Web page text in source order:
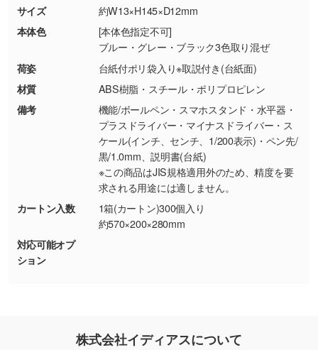
現物支給による色指定も承っております。→
しく見る
・背景がある画像からキャラクター部分だけを
シンプルな背景のデータや、使いたいキャラク
ター部分の輪郭がはっきりしているデータは切
り抜き処理が可能です。→
詳しく見る
・持っているデータの背景が足りない／塗り足
しの作り方が分からない
印刷したいデータが印刷範囲よりも小さい場
合、シンプルな色・柄の背景であれば拡張が可
能です。→
詳しく見る
商品が破損した場合
・商品到着後7日以上経過している場合
・お客様のご都合による返品・交換依頼(商
品・色・数量などの注文間違い等)
サイズ
約W13×H145×D12mm
本体色
[本体色指定不可]
ブルー・グレー・ブラック3色取り混ぜ
荷姿
台紙付ポリ袋入り※取説付き(台紙面)
材質
ABS樹脂・スチール・ポリプロピレン
備考
機能/ボールペン・スマホスタンド・水平器・
プラスドライバー・マイナスドライバー・ス
ケール(インチ、センチ、1/200表示)・ペン先/
黒/1.0mm、説明書(台紙)
※この商品はJIS規格適用外のため、精度を要
求される用途には適しません。
カートン入数
1箱(カートン)300個入り
約570×200×280mm
対応可能オプ
ション
株式会社イディアスについて